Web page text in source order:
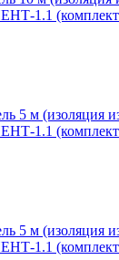
1.1 (комплект
5 м (изоляция
1.1 (комплект
5 м (изоляция
1.1 (комплект